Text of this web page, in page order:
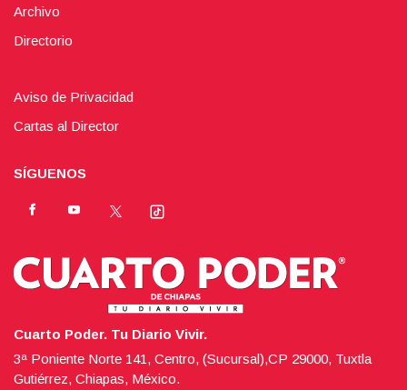
Archivo
Directorio
Aviso de Privacidad
Cartas al Director
SÍGUENOS
Cuarto Poder. Tu Diario Vivir.
3ª Poniente Norte 141, Centro, (Sucursal),CP 29000, Tuxtla
Gutiérrez, Chiapas, México.